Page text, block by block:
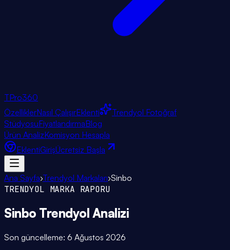
TPro360
ÖzelliklerNasıl ÇalışırEklenti
Trendyol Fotoğraf
StüdyosuFiyatlandırmaBlog
Ürün AnalizKomisyon Hesapla
EklentiGirişÜcretsiz Başla
Ana Sayfa›Trendyol Markaları›Sinbo
TRENDYOL MARKA RAPORU
Sinbo Trendyol Analizi
Son güncelleme: 6 Ağustos 2026